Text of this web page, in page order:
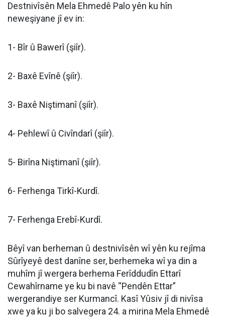
Destnivîsên Mela Ehmedê Palo yên ku hîn
neweşiyane jî ev in:
1- Bîr û Bawerî (şiîr).
2- Baxê Evînê (şiîr).
3- Baxê Niştimanî (şiîr).
4- Pehlewî û Civîndarî (şiîr).
5- Birîna Niştimanî (şiîr).
6- Ferhenga Tirkî-Kurdî.
7- Ferhenga Erebî-Kurdî.
Bêyî van berheman û destnivîsên wî yên ku rejîma
Sûrîyeyê dest danîne ser, berhemeka wî ya din a
muhîm jî wergera berhema Ferîddudîn Ettarî
Cewahîrname ye ku bi navê “Pendên Ettar”
wergerandiye ser Kurmancî. Kasî Yûsiv jî di nivîsa
xwe ya ku ji bo salvegera 24. a mirina Mela Ehmedê